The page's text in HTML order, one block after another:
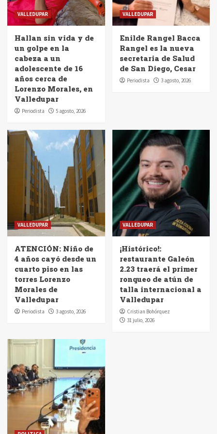
VALLEDUPAR
Hallan sin vida y de
un golpe en la
cabeza a un
adolescente de 16
años cerca de
Lorenzo Morales, en
Valledupar
Periodista 5 agosto, 2026
VALLEDUPAR
Enilde Rangel Bacca
Rangel es la nueva
secretaria de Salud
de San Diego, Cesar
Periodista 3 agosto, 2026
VALLEDUPAR
ATENCIÓN: Niño de
4 años cayó desde un
cuarto piso en las
torres Lorenzo
Morales de
Valledupar
Periodista 3 agosto, 2026
VALLEDUPAR
¡Histórico!:
restaurante Galeón
2.23 traerá el primer
ronqueo de atún de
talla internacional a
Valledupar
Cristian Bohórquez
31 julio, 2026